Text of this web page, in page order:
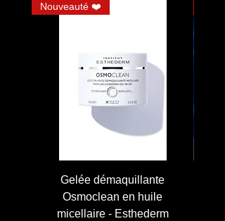
Nouveauté ❤️
Gelée démaquillante
Osmoclean en huile
micellaire - Esthederm